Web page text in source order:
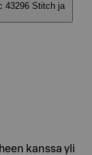
43296 Stitch ja
kanssa yli